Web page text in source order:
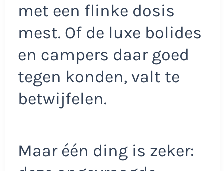
met een flinke dosis
mest. Of de luxe bolides
en campers daar goed
tegen konden, valt te
betwijfelen.
Maar één ding is zeker: